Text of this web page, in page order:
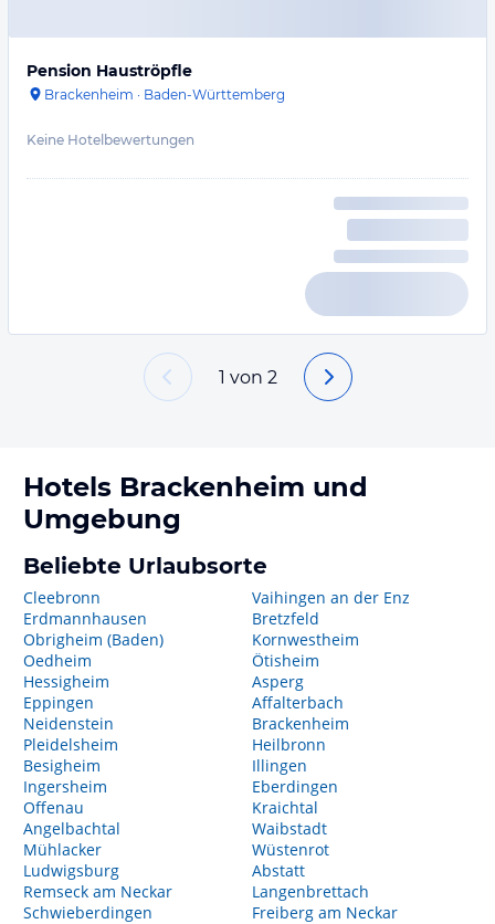
Pension Hauströpfle
Brackenheim · Baden-Württemberg
Keine Hotelbewertungen
1 von 2
Hotels Brackenheim und
Umgebung
Beliebte Urlaubsorte
Cleebronn
Erdmannhausen
Obrigheim (Baden)
Oedheim
Hessigheim
Eppingen
Neidenstein
Pleidelsheim
Besigheim
Ingersheim
Offenau
Angelbachtal
Mühlacker
Ludwigsburg
Remseck am Neckar
Schwieberdingen
Vaihingen an der Enz
Bretzfeld
Kornwestheim
Ötisheim
Asperg
Affalterbach
Brackenheim
Heilbronn
Illingen
Eberdingen
Kraichtal
Waibstadt
Wüstenrot
Abstatt
Langenbrettach
Freiberg am Neckar